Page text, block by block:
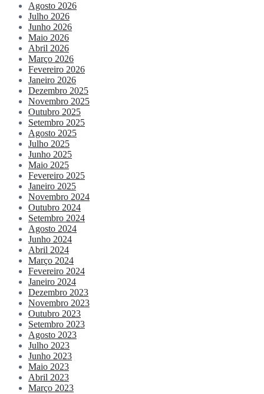
Agosto 2026
Julho 2026
Junho 2026
Maio 2026
Abril 2026
Março 2026
Fevereiro 2026
Janeiro 2026
Dezembro 2025
Novembro 2025
Outubro 2025
Setembro 2025
Agosto 2025
Julho 2025
Junho 2025
Maio 2025
Fevereiro 2025
Janeiro 2025
Novembro 2024
Outubro 2024
Setembro 2024
Agosto 2024
Junho 2024
Abril 2024
Março 2024
Fevereiro 2024
Janeiro 2024
Dezembro 2023
Novembro 2023
Outubro 2023
Setembro 2023
Agosto 2023
Julho 2023
Junho 2023
Maio 2023
Abril 2023
Março 2023